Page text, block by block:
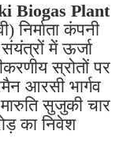
Biogas Plant
निर्माता कंपनी
में ऊर्जा
स्रोतों पर
आरसी भार्गव
सुजुकी चार
का निवेश